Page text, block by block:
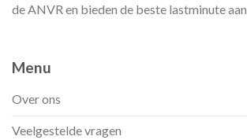
de ANVR en bieden de beste lastminute aan.
Menu
Over ons
Veelgestelde vragen